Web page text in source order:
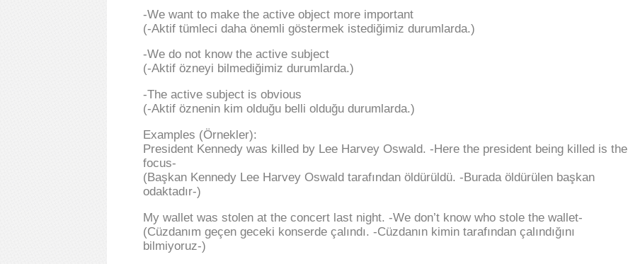
-We want to make the active object more important
(-Aktif tümleci daha önemli göstermek istediğimiz durumlarda.)
-We do not know the active subject
(-Aktif özneyi bilmediğimiz durumlarda.)
-The active subject is obvious
(-Aktif öznenin kim olduğu belli olduğu durumlarda.)
Examples (Örnekler):
President Kennedy was killed by Lee Harvey Oswald. -Here the president being killed is the
focus-
(Başkan Kennedy Lee Harvey Oswald tarafından öldürüldü. -Burada öldürülen başkan
odaktadır-)
My wallet was stolen at the concert last night. -We don’t know who stole the wallet-
(Cüzdanım geçen geceki konserde çalındı. -Cüzdanın kimin tarafından çalındığını
bilmiyoruz-)